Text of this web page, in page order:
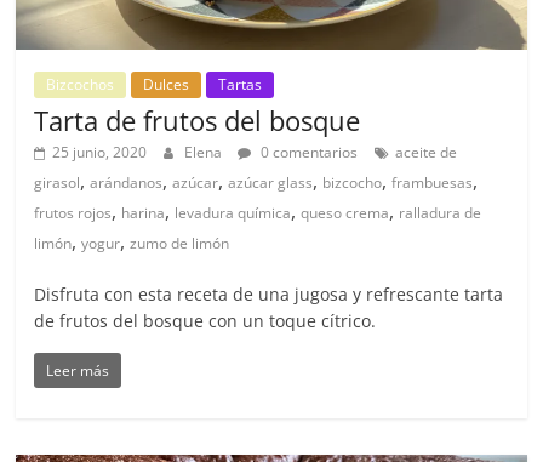
Bizcochos Dulces Tartas
Tarta de frutos del bosque
25 junio, 2020 Elena 0 comentarios
aceite de
girasol,arándanos,azúcar,azúcar glass, bizcocho,frambuesas,
frutos rojos, harina, levadura química,queso crema, ralladura de
limón,yogur,zumo de limón
Disfruta con esta receta de una jugosa y refrescante tarta
de frutos del bosque con un toque cítrico.
Leer más